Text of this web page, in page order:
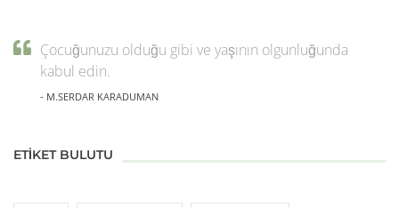
Çocuğunuzu olduğu gibi ve yaşının olgunluğunda
kabul edin.
- M.SERDAR KARADUMAN
ETIKET BULUTU